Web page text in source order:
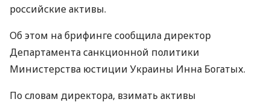
российские активы.
Об этом на брифинге сообщила директор
Департамента санкционной политики
Министерства юстиции Украины Инна Богатых.
По словам директора, взимать активы